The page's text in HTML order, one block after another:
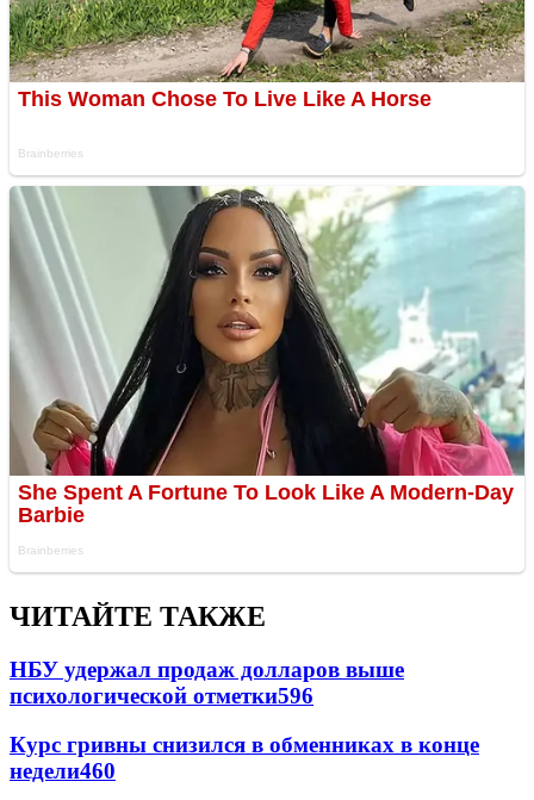
ЧИТАЙТЕ ТАКЖЕ
НБУ удержал продаж долларов выше
психологической отметки596
Курс гривны снизился в обменниках в конце
недели460